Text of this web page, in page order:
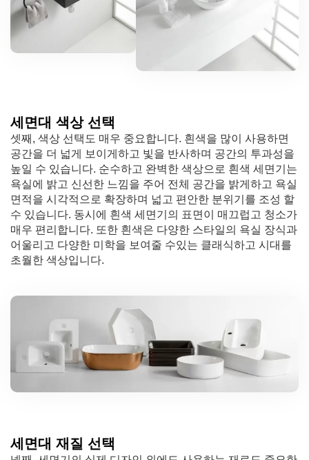
세면대 색상 선택
셋째, 색상 선택도 매우 중요합니다. 흰색을 많이 사용하면
공간을 더 넓게 보이게하고 빛을 반사하며 공간의 투과성을
높일 수 있습니다. 순수하고 완벽한 색상으로 흰색 세면기는
욕실에 밝고 신선한 느낌을 주어 전체 공간을 밝게하고 욕실
면적을 시각적으로 확장하며 넓고 편안한 분위기를 조성 할
수 있습니다. 동시에 흰색 세면기의 표면이 매끄럽고 청소가
매우 편리합니다. 또한 흰색은 다양한 스타일의 욕실 장식과
어울리고 다양한 미학을 보여줄 수있는 클래식하고 시대를
초월한 색상입니다.
세면대 재질 선택